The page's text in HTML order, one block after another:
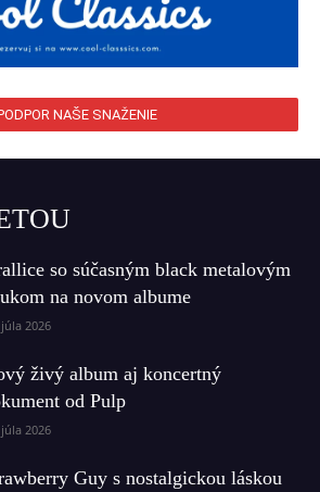
NAŠE SNAŽENIE
so súčasným black metalovým
na novom albume
2026
živý album aj koncertný
od Pulp
2026
Guy s nostalgickou láskou